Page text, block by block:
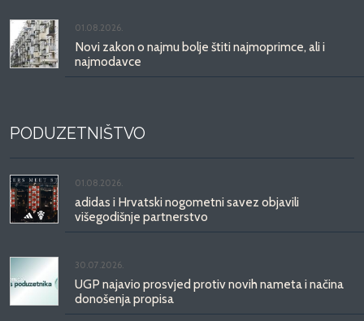
01.08.2026.
Novi zakon o najmu bolje štiti najmoprimce, ali i
najmodavce
PODUZETNIŠTVO
01.08.2026.
adidas i Hrvatski nogometni savez objavili
višegodišnje partnerstvo
30.07.2026.
UGP najavio prosvjed protiv novih nameta i načina
donošenja propisa